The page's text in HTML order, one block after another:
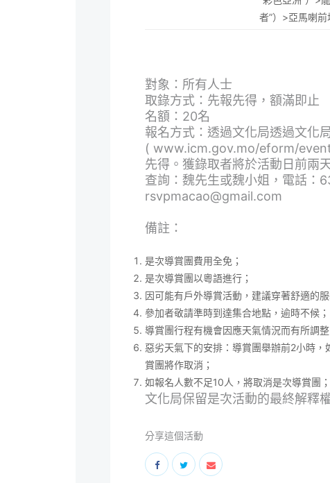
者”）>亞馬喇
對象：所有人士
取錄方式：先報先得，額滿即止
名額：20名
報名方式：透過文化局透過文化
( www.icm.gov.mo/eform/
先得。獲錄取者將於活動日前兩
查詢：魏先生或魏小姐，電話：
rsvpmacao@gmail.com
備註：
是次導賞團費用全免；
是次導賞團以粵語進行；
因可能有戶外導賞活動，建議穿著舒適的
參加者敬請準時到達集合地點，逾時不候；
導賞團行程有機會因應天氣情況而有所調整
惡劣天氣下的安排：導賞團舉辦前2小時
賞團將作取消；
如報名人數不足10人，將取消是次導賞團；
文化局保留是次活動的最終解釋
分享這個活動